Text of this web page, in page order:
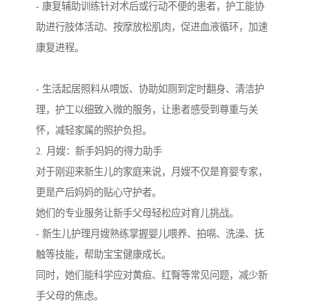
- 康复辅助训练针对术后或行动不便的患者，护工能协
助进行肢体活动、按摩放松肌肉，促进血液循环，加速
康复进程。
- 生活起居照料从喂饭、协助如厕到定时翻身、清洁护
理，护工以细致入微的服务，让患者感受到尊重与关
怀，减轻家属的照护负担。
2. 月嫂：新手妈妈的得力助手
对于刚迎来新生儿的家庭来说，月嫂不仅是育婴专家，
更是产后妈妈的贴心守护者。
她们的专业服务让新手父母轻松应对育儿挑战。
- 新生儿护理月嫂熟练掌握婴儿喂养、拍嗝、洗澡、抚
触等技能，帮助宝宝健康成长。
同时，她们能科学应对黄疸、红臀等常见问题，减少新
手父母的焦虑。